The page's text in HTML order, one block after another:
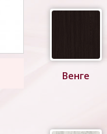
Венге